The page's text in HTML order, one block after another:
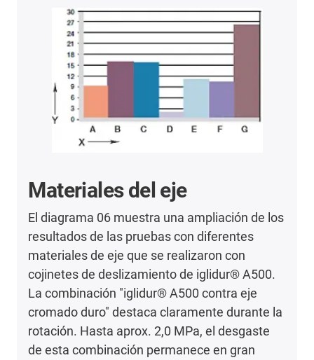
Materiales del eje
El diagrama 06 muestra una ampliación de los
resultados de las pruebas con diferentes
materiales de eje que se realizaron con
cojinetes de deslizamiento de iglidur® A500.
La combinación "iglidur® A500 contra eje
cromado duro" destaca claramente durante la
rotación. Hasta aprox. 2,0 MPa, el desgaste
de esta combinación permanece en gran